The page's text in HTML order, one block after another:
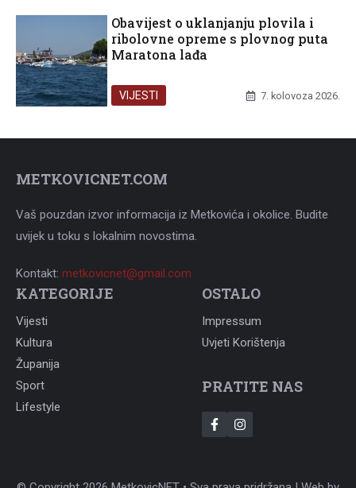
Obavijest o uklanjanju plovila i
ribolovne opreme s plovnog puta
Maratona lađa
VIJESTI 7. kolovoza 2026.
METKOVICNET.COM
Vaš pouzdan izvor informacija iz Metkovića i okolice. Budite
uvijek u toku s lokalnim novostima.
Kontakt: metkovicnet@gmail.com
KATEGORIJE
Vijesti
Kultura
Županija
Sport
Lifestyle
OSTALO
Impressum
Uvjeti Korištenja
PRATITE NAS